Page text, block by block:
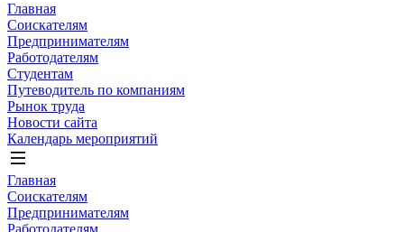
Главная
Соискателям
Предпринимателям
Работодателям
Студентам
Путеводитель по компаниям
Рынок труда
Новости сайта
Календарь мероприятий
Главная
Соискателям
Предпринимателям
Работодателям